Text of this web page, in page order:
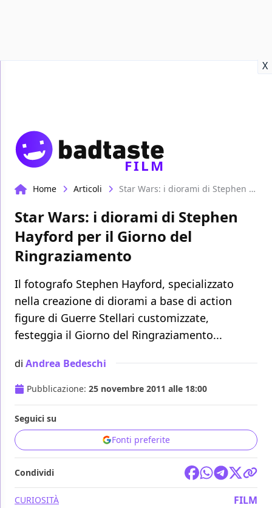
X
FILM
Home Articoli Star Wars: i diorami di Stephen Hayford per il Giorno del Ringraziamento
Star Wars: i diorami di Stephen
Hayford per il Giorno del
Ringraziamento
Il fotografo Stephen Hayford, specializzato
nella creazione di diorami a base di action
figure di Guerre Stellari customizzate,
festeggia il Giorno del Ringraziamento...
di Andrea Bedeschi
Pubblicazione: 25 novembre 2011 alle 18:00
Seguici su
Fonti preferite
Condividi
CURIOSITÀ FILM